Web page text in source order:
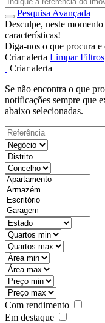
Pesquisa Avançada
Desculpe, neste
características!
Diga-nos o que procura e
Criar alerta Limpar Filtros
Criar alerta
Se não encontra o que
notificações sempre que
abaixo selecionadas.
Com rendimento
Em destaque